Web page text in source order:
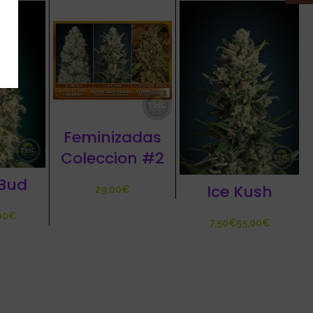
€
Feminizadas
Coleccion #2
€ Ice Kush
€ €